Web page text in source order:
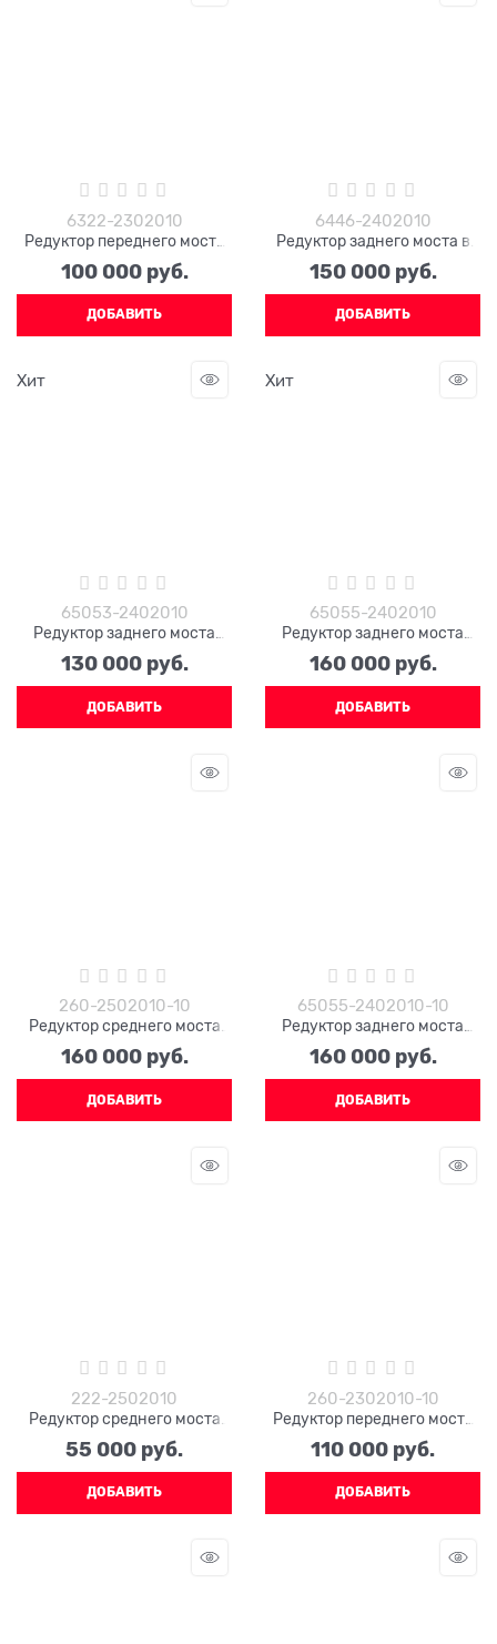
6322-2302010
Редуктор переднего моста
КРАЗ 6322-2302010
100 000 руб.
ДОБАВИТЬ
6446-2402010
Редуктор заднего моста в
сборе 6446-2402010
150 000 руб.
ДОБАВИТЬ
Хит
65053-2402010
Редуктор заднего моста
КРАЗ 65053-2402010
130 000 руб.
ДОБАВИТЬ
Хит
65055-2402010
Редуктор заднего моста
КРАЗ 65055-2402010 (48
зубьев)
160 000 руб.
ДОБАВИТЬ
260-2502010-10
Редуктор среднего моста
260-2502010-10 (51 зуб,
фланцы ЕВРО 4 отв.)
160 000 руб.
ДОБАВИТЬ
65055-2402010-10
Редуктор заднего моста
65055-2402010-10 (48
зубьев, фланец 4 отв. ЕВРО)
160 000 руб.
ДОБАВИТЬ
222-2502010
Редуктор среднего моста
КРАЗ 222-2502010
55 000 руб.
ДОБАВИТЬ
260-2302010-10
Редуктор переднего моста
260-2302010-10 (фланец
ЕВРО)
110 000 руб.
ДОБАВИТЬ